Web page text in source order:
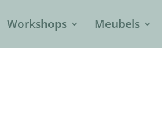
Workshops Meubels